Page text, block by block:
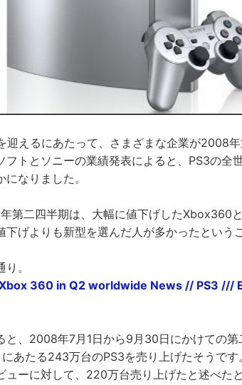
迎えるにあたって、さまざまな企業が2008
フトとソニーの業績発表によると、PS3の全
なりました。
第二四半期は、大幅に値下げしたXbox360
下げよりも新型を選んだ人が多かったという
。
360 in Q2 worldwide News // PS3 ///
と、2008年7月1日から9月30日にかけての
あたる243万台のPS3を売り上げたそうで
ューに対して、220万台売り上げたと述べたと